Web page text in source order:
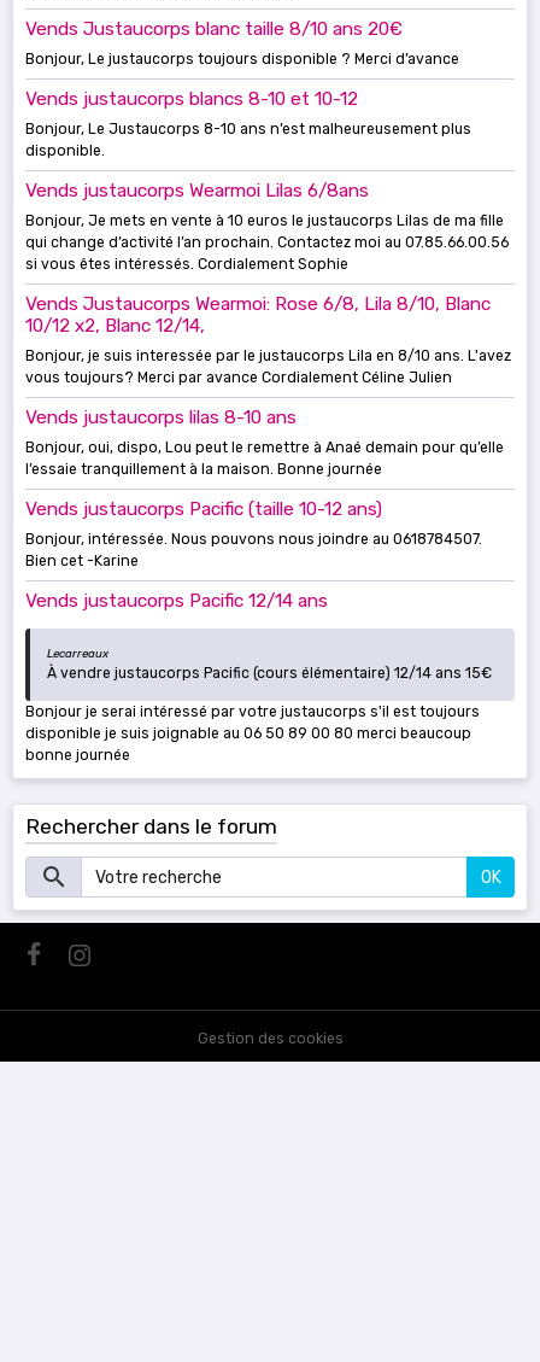
Vends Justaucorps blanc taille 8/10 ans 20€
Bonjour, Le justaucorps toujours disponible ? Merci d’avance
Vends justaucorps blancs 8-10 et 10-12
Bonjour, Le Justaucorps 8-10 ans n’est malheureusement plus
disponible.
Vends justaucorps Wearmoi Lilas 6/8ans
Bonjour, Je mets en vente à 10 euros le justaucorps Lilas de ma fille
qui change d’activité l’an prochain. Contactez moi au 07.85.66.00.56
si vous êtes intéressés. Cordialement Sophie
Vends Justaucorps Wearmoi: Rose 6/8, Lila 8/10, Blanc
10/12 x2, Blanc 12/14,
Bonjour, je suis interessée par le justaucorps Lila en 8/10 ans. L'avez
vous toujours? Merci par avance Cordialement Céline Julien
Vends justaucorps lilas 8-10 ans
Bonjour, oui, dispo, Lou peut le remettre à Anaé demain pour qu’elle
l’essaie tranquillement à la maison. Bonne journée
Vends justaucorps Pacific (taille 10-12 ans)
Bonjour, intéressée. Nous pouvons nous joindre au 0618784507.
Bien cet -Karine
Vends justaucorps Pacific 12/14 ans
Lecarreaux
À vendre justaucorps Pacific (cours élémentaire) 12/14 ans 15€
Bonjour je serai intéressé par votre justaucorps s'il est toujours
disponible je suis joignable au 06 50 89 00 80 merci beaucoup
bonne journée
Rechercher dans le forum
OK
Gestion des cookies